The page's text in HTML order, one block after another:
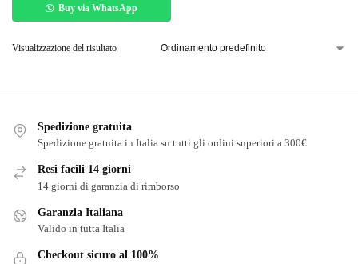
Buy via WhatsApp
Visualizzazione del risultato
Spedizione gratuita
Spedizione gratuita in Italia su tutti gli ordini superiori a 300€
Resi facili 14 giorni
14 giorni di garanzia di rimborso
Garanzia Italiana
Valido in tutta Italia
Checkout sicuro al 100%